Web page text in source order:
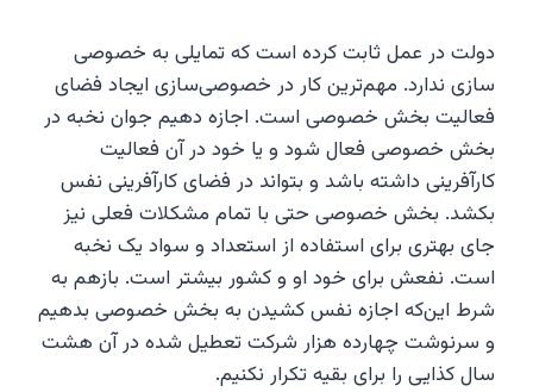
دولت در عمل ثابت کرده است که تمایلی به خصوصی
سازی ندارد. مهم‌ترین کار در خصوصی‌سازی ایجاد فضای
فعالیت بخش خصوصی است. اجازه دهیم جوان نخبه در
بخش خصوصی فعال شود و یا خود در آن فعالیت
کارآفرینی داشته باشد و بتواند در فضای کارآفرینی نفس
بکشد. بخش خصوصی حتی با تمام مشکلات فعلی نیز
جای بهتری برای استفاده از استعداد و سواد یک نخبه
است. نفعش برای خود او و کشور بیشتر است. بازهم به
شرط این‌که اجازه نفس کشیدن به بخش خصوصی بدهیم
و سرنوشت چهارده هزار شرکت تعطیل شده در آن هشت
سال کذایی را برای بقیه تکرار نکنیم.